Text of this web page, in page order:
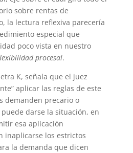
sobre rentas de
la lectura reflexiva parecería
especial que
poco vista en nuestro
procesal.
K, señala que el juez
aplicar las reglas de este
demanden precario o
darse la situación, en
esa aplicación
inaplicarse los estrictos
la demanda que dicen